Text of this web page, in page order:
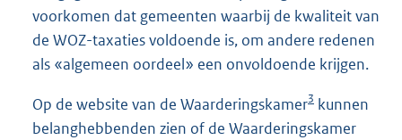
voorkomen dat gemeenten waarbij de kwaliteit van
de WOZ-taxaties voldoende is, om andere redenen
als «algemeen oordeel» een onvoldoende krijgen.
Op de website van de Waarderingskamer3 kunnen
belanghebbenden zien of de Waarderingskamer